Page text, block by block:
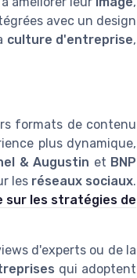
avec un design
culture d'entreprise,
formats de contenu
plus dynamique,
& Augustin et BNP
les réseaux sociaux.
sur les stratégies de
d'experts ou de la
qui adoptent